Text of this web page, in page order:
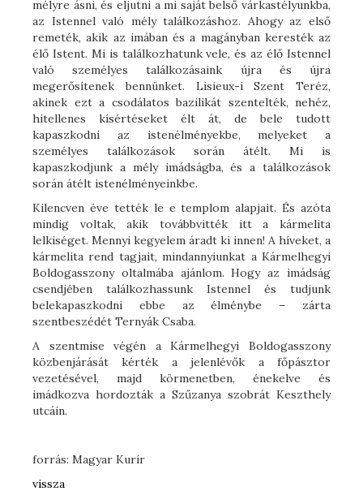
mélyre ásni, és eljutni a mi saját belső várkastélyunkba,
az Istennel való mély találkozáshoz. Ahogy az első
remeték, akik az imában és a magányban keresték az
élő Istent. Mi is találkozhatunk vele, és az élő Istennel
való személyes találkozásaink újra és újra
megerősítenek bennünket. Lisieux-i Szent Teréz,
akinek ezt a csodálatos bazilikát szentelték, nehéz,
hitellenes kísértéseket élt át, de bele tudott
kapaszkodni az istenélményekbe, melyeket a
személyes találkozások során átélt. Mi is
kapaszkodjunk a mély imádságba, és a találkozások
során átélt istenélményeinkbe.
Kilencven éve tették le e templom alapjait. És azóta
mindig voltak, akik továbbvitték itt a kármelita
lelkiséget. Mennyi kegyelem áradt ki innen! A híveket, a
kármelita rend tagjait, mindannyiunkat a Kármelhegyi
Boldogasszony oltalmába ajánlom. Hogy az imádság
csendjében találkozhassunk Istennel és tudjunk
belekapaszkodni ebbe az élménybe – zárta
szentbeszédét Ternyák Csaba.
A szentmise végén a Kármelhegyi Boldogasszony
közbenjárását kérték a jelenlévők a főpásztor
vezetésével, majd körmenetben, énekelve és
imádkozva hordozták a Szűzanya szobrát Keszthely
utcáin.
forrás: Magyar Kurír
vissza